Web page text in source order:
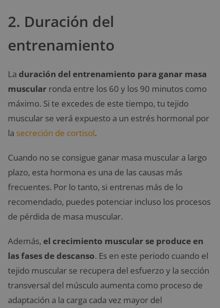
2. Duración del
entrenamiento
La duración del entrenamiento para ganar masa
muscular ronda entre los 60 y los 90 minutos como
máximo. Si te excedes de este tiempo, tu tejido
muscular se verá expuesto a un estrés hormonal por
la secreción de cortisol.
Cuando no se consigue ganar masa muscular a largo
plazo, esta hormona es una de las causas más
frecuentes. Por lo tanto, si entrenas más de lo
recomendado, puedes potenciar incluso los procesos
de pérdida de masa muscular.
Además, el crecimiento muscular se produce en
las fases de descanso. Es en este periodo cuando el
tejido muscular se recupera del esfuerzo y la sección
transversal del músculo aumenta como proceso de
adaptación a la carga cada vez mayor del